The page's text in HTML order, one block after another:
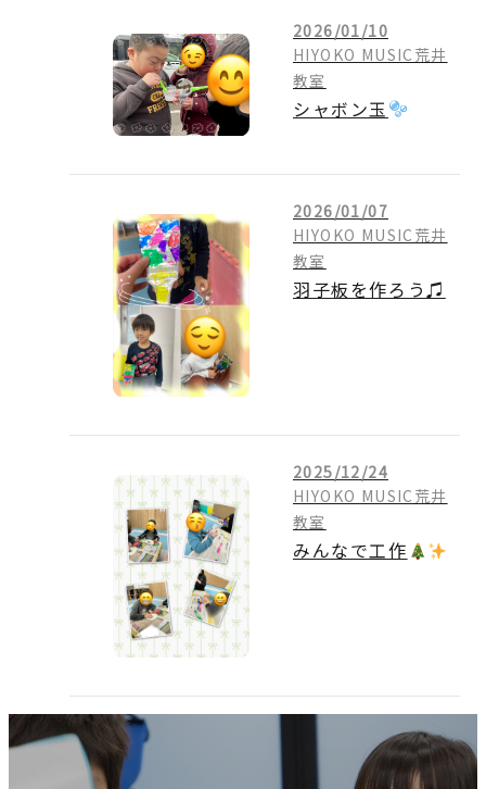
2026/01/10
HIYOKO MUSIC荒井
教室
シャボン玉
2026/01/07
HIYOKO MUSIC荒井
教室
羽子板を作ろう♫
2025/12/24
HIYOKO MUSIC荒井
教室
みんなで工作